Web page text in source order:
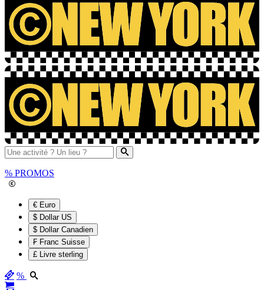
% PROMOS
€ Euro
$ Dollar US
$ Dollar Canadien
₣ Franc Suisse
£ Livre sterling
%